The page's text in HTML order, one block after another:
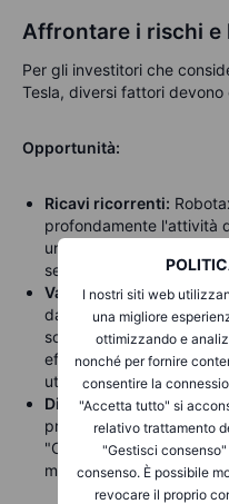
I nostri siti web
una migliore
ottimizzando e
nonché per fornire
consentire la
"Accetta tutto" si
relativo trattamento
"Gestisci
consenso. È possibile
revocare il proprio
Affrontare i rischi
Per gli investitori che
Tesla, diversi fattori
Opportunità:
Ricavi ricorrenti:
profondamente l'attività
un modello di ricavi
servizi.
Vantaggio in termini di
dall'intelligenza
sola fotocamera
efficienza in termini di
utilizzano sensori più
Differenziazione del
prodotto Tesla (in
"Cybercab") potrebbero
migliorando il